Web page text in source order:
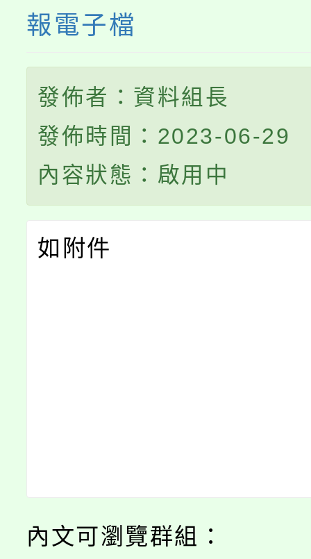
報電子檔
發佈者：資料組長
發佈時間：2023-06-29
內容狀態：啟用中
如附件
內文可瀏覽群組：